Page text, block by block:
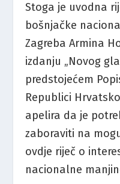
Stoga je uvodna
bošnjačke
Zagreba Armina
izdanju „Novog
predstojećem
Republici
apelira da je
zaboraviti na
ovdje riječ o
nacionalne